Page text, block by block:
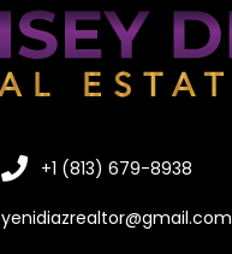
+1 (813) 679-8938
yenidiazrealtor@gmail.com